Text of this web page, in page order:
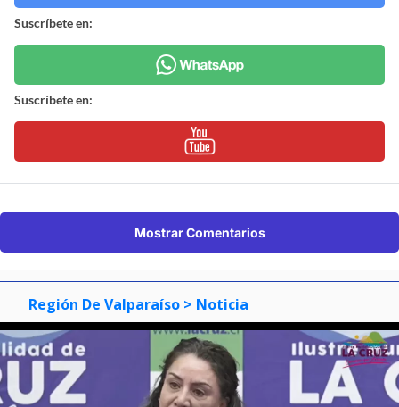
Suscríbete en:
Suscríbete en:
Mostrar Comentarios
Región De Valparaíso > Noticia